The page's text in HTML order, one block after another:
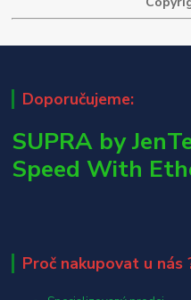
Doporučujeme:
SUPRA by
Speed With
Proč nakupovat u nás